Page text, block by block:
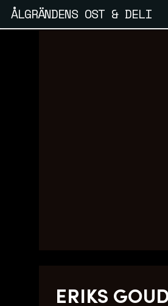
SkipÅLGRÄNDENS OST & DELI
ERIKS